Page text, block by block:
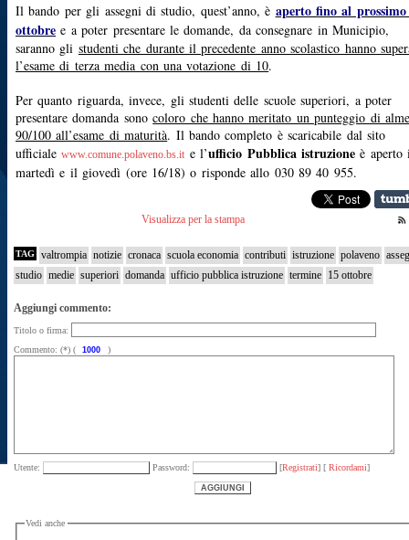
Il bando per gli assegni di studio, quest’anno, è aperto fino al
ottobre e a poter presentare le domande, da consegnare in Municipio,
saranno gli studenti che durante il precedente anno scolastico hanno
l’esame di terza media con una votazione di 10.
Per quanto riguarda, invece, gli studenti delle scuole superiori, a poter
presentare domanda sonocoloro che hanno meritato un punteggio di
90/100 all’esame di maturità. Il bando completo è scaricabile dal sito
ufficialewww.comune.polaveno.bs.it e l’ufficio Pubblica istruzione è aperto
martedì e il giovedì (ore 16/18) o risponde allo 030 89 40 955.
Visualizza per la stampa
TAG valtrompia notizie cronaca scuola economia contributi istruzione polaveno
studio medie superiori domanda ufficio pubblica istruzione termine 15 ottobre
Aggiungi commento:
Titolo o firma:
Commento: (*) (
)
Utente: Password: [Registrati] [ Ricordami]
Vedi anche